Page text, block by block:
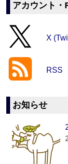
アカウント・
X
RSS
お知らせ